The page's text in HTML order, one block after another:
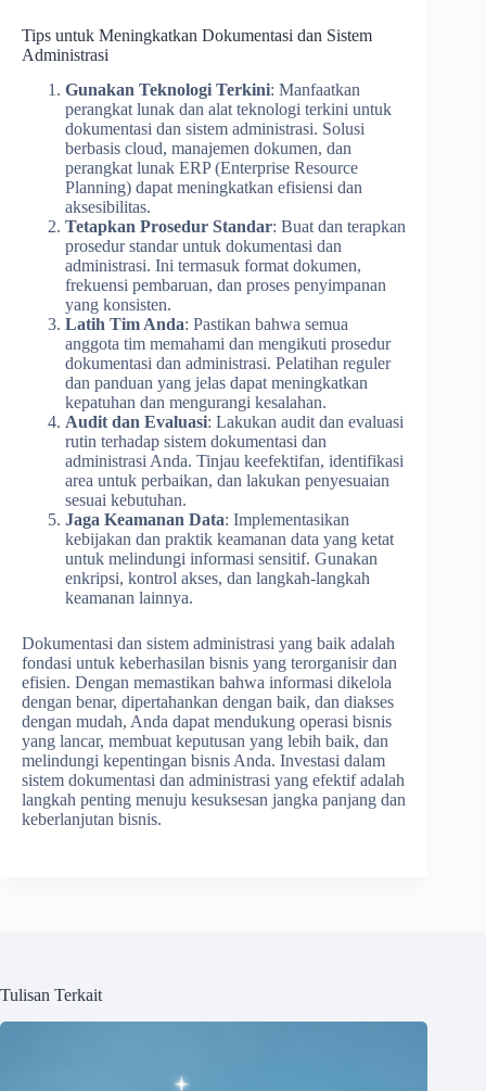
Tips untuk Meningkatkan Dokumentasi dan Sistem
Administrasi
Gunakan Teknologi Terkini: Manfaatkan
perangkat lunak dan alat teknologi terkini untuk
dokumentasi dan sistem administrasi. Solusi
berbasis cloud, manajemen dokumen, dan
perangkat lunak ERP (Enterprise Resource
Planning) dapat meningkatkan efisiensi dan
aksesibilitas.
Tetapkan Prosedur Standar: Buat dan terapkan
prosedur standar untuk dokumentasi dan
administrasi. Ini termasuk format dokumen,
frekuensi pembaruan, dan proses penyimpanan
yang konsisten.
Latih Tim Anda: Pastikan bahwa semua
anggota tim memahami dan mengikuti prosedur
dokumentasi dan administrasi. Pelatihan reguler
dan panduan yang jelas dapat meningkatkan
kepatuhan dan mengurangi kesalahan.
Audit dan Evaluasi: Lakukan audit dan evaluasi
rutin terhadap sistem dokumentasi dan
administrasi Anda. Tinjau keefektifan, identifikasi
area untuk perbaikan, dan lakukan penyesuaian
sesuai kebutuhan.
Jaga Keamanan Data: Implementasikan
kebijakan dan praktik keamanan data yang ketat
untuk melindungi informasi sensitif. Gunakan
enkripsi, kontrol akses, dan langkah-langkah
keamanan lainnya.
Dokumentasi dan sistem administrasi yang baik adalah
fondasi untuk keberhasilan bisnis yang terorganisir dan
efisien. Dengan memastikan bahwa informasi dikelola
dengan benar, dipertahankan dengan baik, dan diakses
dengan mudah, Anda dapat mendukung operasi bisnis
yang lancar, membuat keputusan yang lebih baik, dan
melindungi kepentingan bisnis Anda. Investasi dalam
sistem dokumentasi dan administrasi yang efektif adalah
langkah penting menuju kesuksesan jangka panjang dan
keberlanjutan bisnis.
Tulisan Terkait